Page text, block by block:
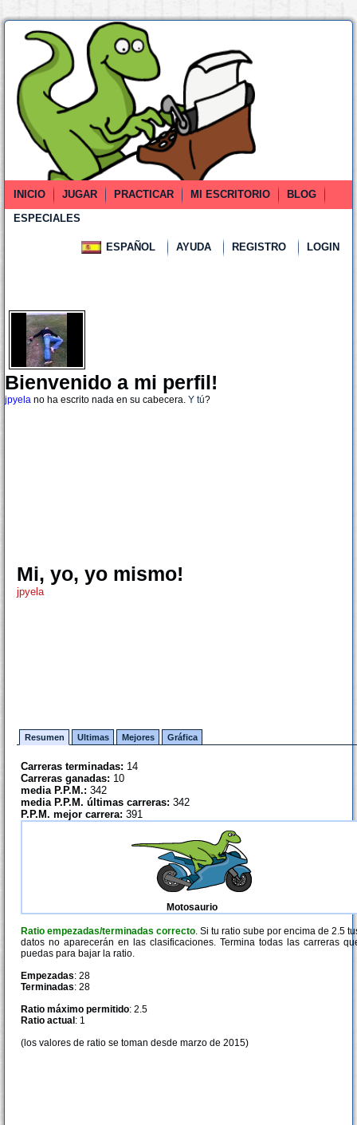
INICIO JUGAR PRACTICAR MI ESCRITORIO
BLOG
ESPECIALES
ESPAÑOL AYUDA REGISTRO LOGIN
Bienvenido a mi perfil!
jpyela no ha escrito nada en su cabecera. Y tú?
Mi, yo, yo mismo!
jpyela
Resumen Ultimas Mejores Gráfica
Carreras terminadas: 14
Carreras ganadas: 10
media P.P.M.: 342
media P.P.M. últimas carreras: 342
P.P.M. mejor carrera: 391
Motosaurio
Ratio empezadas/terminadas correcto. Si tu ratio sube por encima de 2.5
datos no aparecerán en las clasificaciones. Termina todas las carreras
puedas para bajar la ratio.
Empezadas: 28
Terminadas: 28
Ratio máximo permitido: 2.5
Ratio actual : 1
(los valores de ratio se toman desde marzo de 2015)